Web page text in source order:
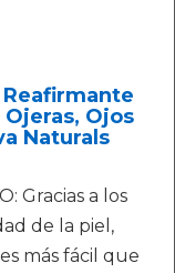
Ojos
Naturals
Gracias a los
de la piel,
más fácil que